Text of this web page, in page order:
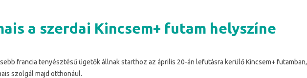
a szerdai Kincsem+ futam helyszíne
francia tenyésztésű ügetők állnak starthoz az április 20-án lefutásra kerülő Kincsem+ futamban,
szolgál majd otthonául.